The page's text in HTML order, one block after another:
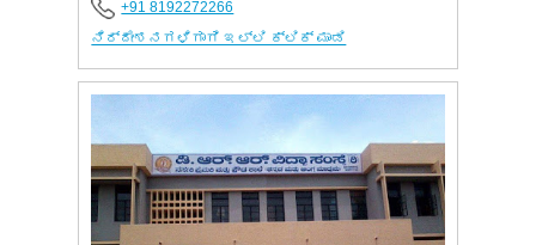
+91 8192272266
ನಿರ್ದೇಶನಗಳಿಗಾಗಿ ಇಲ್ಲಿ ಕ್ಲಿಕ್ ಮಾಡಿ